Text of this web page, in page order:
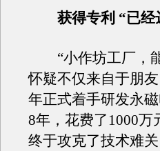
获得专利 “已
“小作坊工厂，能
怀疑不仅来自于朋
年正式着手研发永
8年，花费了1000
终于攻克了技术难